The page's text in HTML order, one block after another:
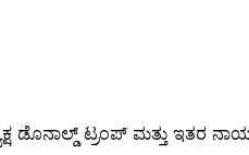
ಟ್ರಂಪ್ ಮತ್ತು ಇತರ